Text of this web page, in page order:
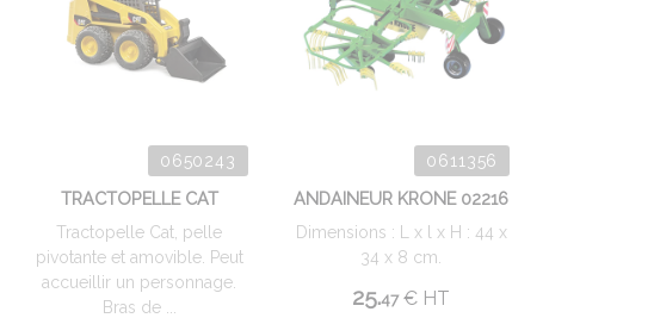
0650243
TRACTOPELLE CAT
Tractopelle Cat, pelle
pivotante et amovible. Peut
accueillir un personnage.
Bras de ...
0611356
ANDAINEUR KRONE 02216
Dimensions : L x l x H : 44 x
34 x 8 cm.
25.47 € HT